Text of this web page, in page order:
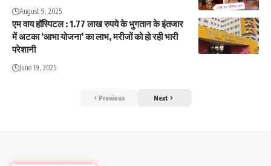
August 9, 2025
एम वाय हॉस्पिटल : 1.77 लाख रुपये के भुगतान के इंतजार
में अटका ‘आभा योजना’ का लाभ, मरीजों को हो रही भारी
परेशानी
June 19, 2025
Previous Next